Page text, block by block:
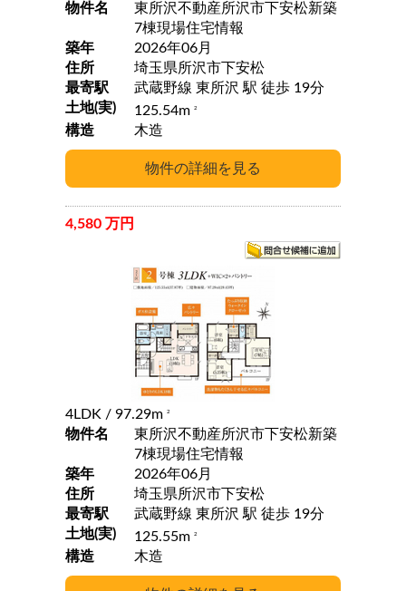
物件名
東所沢不動産所沢市下安松新築
7棟現場住宅情報
築年
2026年06月
住所
埼玉県所沢市下安松
最寄駅
武蔵野線 東所沢 駅 徒歩 19分
土地(実)
125.54m 2
構造 木造
4,580 万円
4LDK / 97.29m 2
物件名
東所沢不動産所沢市下安松新築
7棟現場住宅情報
築年
2026年06月
住所
埼玉県所沢市下安松
最寄駅
武蔵野線 東所沢 駅 徒歩 19分
土地(実)
125.55m 2
構造 木造